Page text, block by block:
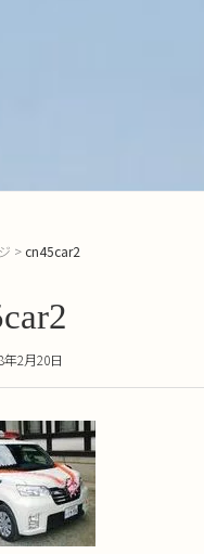
>cn45car2
年2月20日